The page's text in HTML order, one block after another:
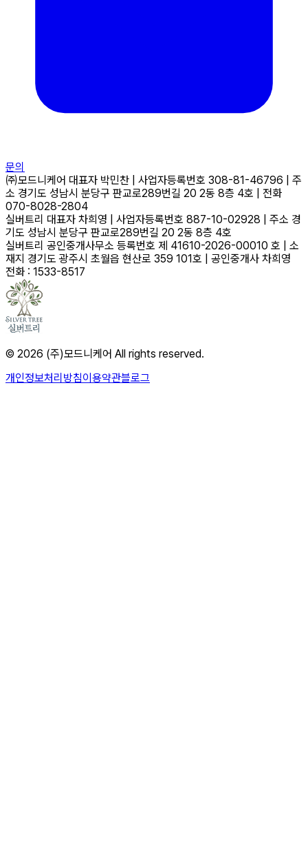
문의
㈜모드니케어 대표자 박민찬 사업자등록번호 308-81-46796
주
소 경기도 성남시 분당구 판교로289번길 20 2동 8층 4호
전화
070-8028-2804
실버트리 대표자 차희영 사업자등록번호 887-10-02928 주소 경
기도 성남시 분당구 판교로289번길 20 2동 8층 4호
실버트리 공인중개사무소 등록번호 제 41610-2026-00010 호
소
재지 경기도 광주시 초월읍 현산로 359 101호 공인중개사 차희영
전화 : 1533-8517
© 2026 (주)모드니케어 All rights reserved.
개인정보처리방침이용약관블로그